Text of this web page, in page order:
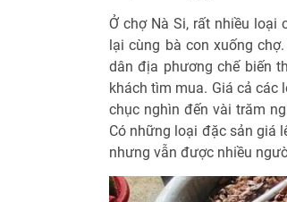
Ở chợ Nà Si, rất nhiều loại
lại cùng bà con xuống
dân địa phương chế biến
khách tìm mua. Giá cả các
chục nghìn đến vài trăm
Có những loại đặc sản giá
nhưng vẫn được nhiều